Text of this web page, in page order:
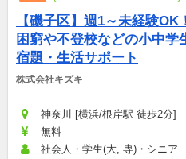
【磯子区】週1～未経験OK
困窮や不登校などの小中学
宿題・生活サポート
株式会社キズキ
神奈川 [横浜/根岸駅 徒歩2分]
無料
社会人・学生(大, 専)・シニア